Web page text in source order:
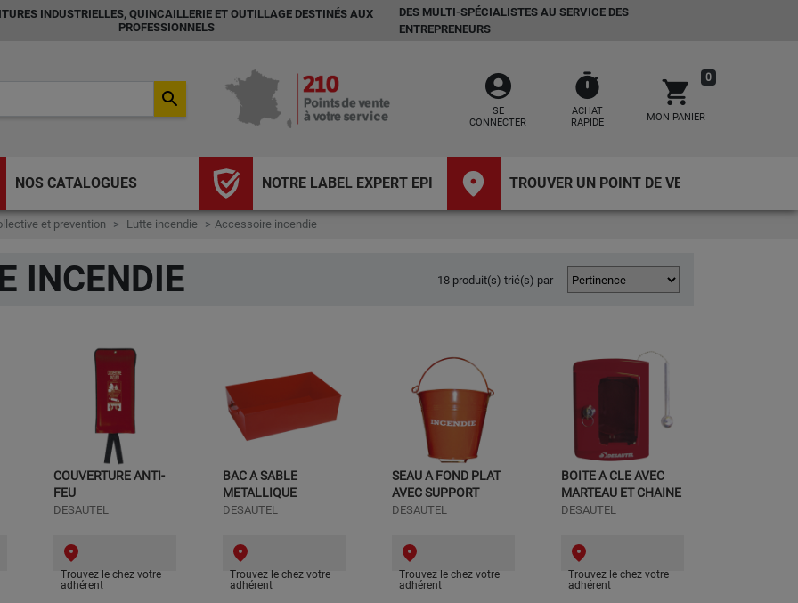
INDUSTRIELLES, QUINCAILLERIE ET OUTILLAGE DESTINÉS AUX
PROFESSIONNELS
DES MULTI-SPÉCIALISTES AU SERVICE DES
ENTREPRENEURS
search account_circle
SE
CONNECTER
timer
ACHAT
RAPIDE
shopping_cart
MON PANIER
0
NOS CATALOGUES NOTRE LABEL EXPERT EPI place TROUVER UN POINT DE VENTE
et prevention Lutte incendie Accessoire incendie
INCENDIE 18 produit(s) trié(s) par
COUVERTURE ANTI-
FEU
DESAUTEL
Trouvez le chez votre
adhérent
BAC A SABLE
METALLIQUE
DESAUTEL
Trouvez le chez votre
adhérent
SEAU A FOND PLAT
AVEC SUPPORT
DESAUTEL
Trouvez le chez votre
adhérent
BOITE A CLE AVEC
MARTEAU ET CHAINE
DESAUTEL
Trouvez le chez votre
adhérent